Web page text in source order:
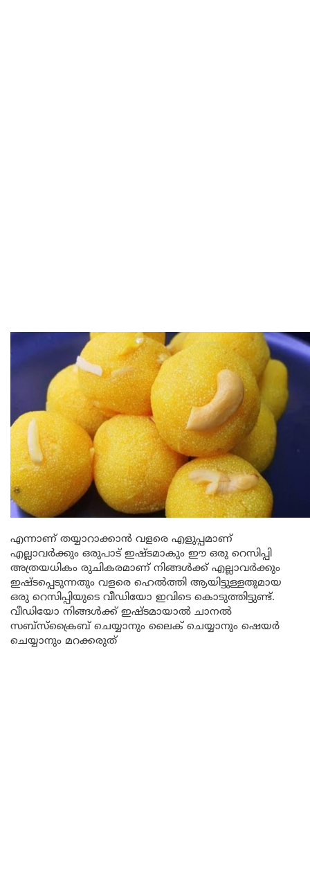
എന്നാണ് തയ്യാറാക്കാൻ വളരെ എളുപ്പമാണ്
എല്ലാവർക്കും ഒരുപാട് ഇഷ്ടമാകും ഈ ഒരു റെസിപ്പി
അത്രയധികം രുചികരമാണ് നിങ്ങൾക്ക് എല്ലാവർക്കും
ഇഷ്ടപ്പെടുന്നതും വളരെ ഹെൽത്തി ആയിട്ടുള്ളതുമായ
ഒരു റെസിപ്പിയുടെ വീഡിയോ ഇവിടെ കൊടുത്തിട്ടുണ്ട്.
വീഡിയോ നിങ്ങൾക്ക് ഇഷ്ടമായാൽ ചാനൽ
സബ്സ്ക്രൈബ് ചെയ്യാനും ലൈക് ചെയ്യാനും ഷെയർ
ചെയ്യാനും മറക്കരുത്